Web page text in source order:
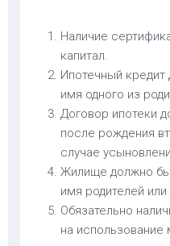
Наличие
капитал.
Ипотечный
имя одного из
Договор ипотеки
после рождения
случае
Жилище должно
имя родителей или
Обязательно
на использование